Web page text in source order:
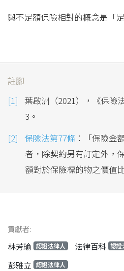
與不足額保險相對的概念是「
註腳
葉啟洲（2021），《保險
3。
保險法第77條 ：「保險金
者，除契約另有訂定外，
額對於保險標的物之價值
貢獻者:
林芳瑜 認證法律人 法律百科 認證
彭雅立 認證法律人